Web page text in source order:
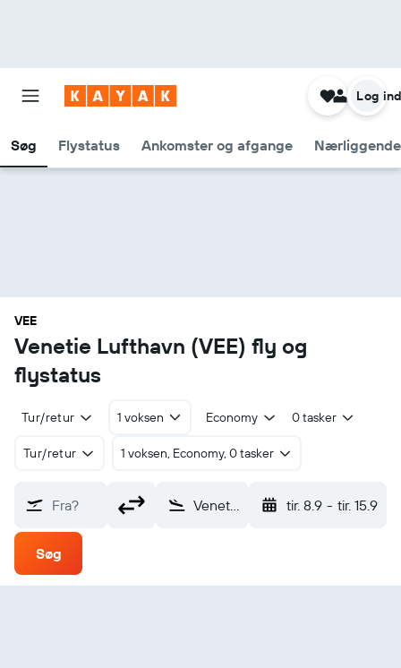
Søg Flystatus Ankomster og afgange
Log
VEE
Venetie Lufthavn (VEE) fly og
flystatus
Tur/retur 1 voksen Economy 0 tasker
Tur/retur 1 voksen, Economy, 0 tasker
Fra? Venetie (VEE) tir. 8.9 - tir. 15.9
Søg